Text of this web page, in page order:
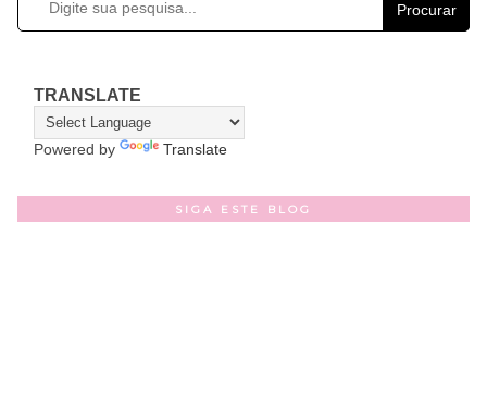
Procurar
TRANSLATE
Powered by Translate
SIGA ESTE BLOG